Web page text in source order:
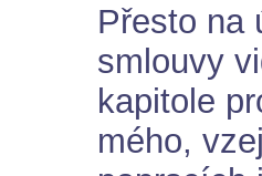
Přesto na
smlouvy
kapitole
mého,